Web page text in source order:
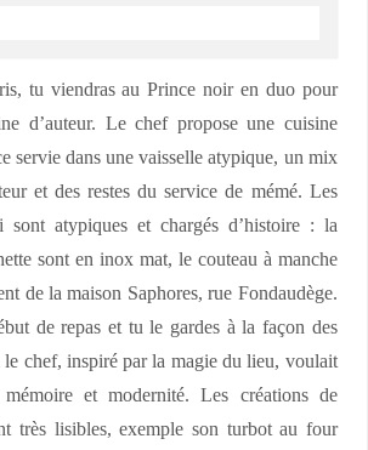
tu viendras au Prince noir en duo pour
d’auteur. Le chef propose une cuisine
servie dans une vaisselle atypique, un mix
et des restes du service de mémé. Les
sont atypiques et chargés d’histoire : la
sont en inox mat, le couteau à manche
de la maison Saphores, rue Fondaudège.
de repas et tu le gardes à la façon des
le chef, inspiré par la magie du lieu, voulait
et modernité. Les créations de
très lisibles, exemple son turbot au four